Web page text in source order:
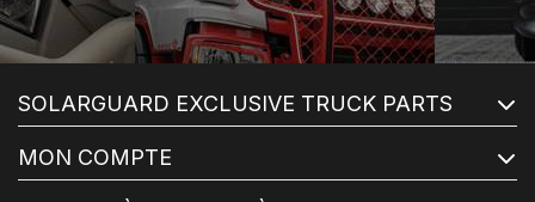
SOLARGUARD EXCLUSIVE TRUCK PARTS
MON COMPTE